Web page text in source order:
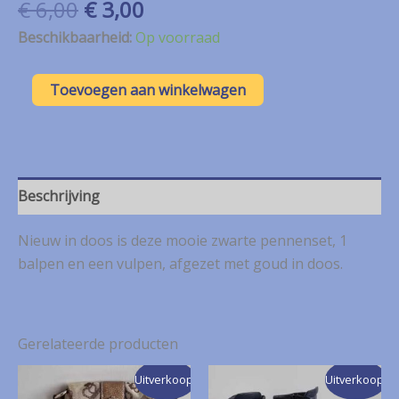
€6,00 Oorspronkelijke
prijs
€ 6,00.
€3,00
prijs
is:
€ 3,00.
Beschikbaarheid:Op voorraad
Zwarte
pennensetToevoegen aan winkelwagen
Beschrijving
Nieuw in doos is deze mooie zwarte pennenset, 1
balpen en een vulpen, afgezet met goud in doos.
Gerelateerde producten
Uitverkoop! Uitverkoop!